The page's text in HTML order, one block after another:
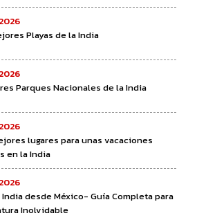
Playas de la India
Parques Nacionales de la India
lugares para unas vacaciones
en la India
India desde México- Guía Completa para
Inolvidable